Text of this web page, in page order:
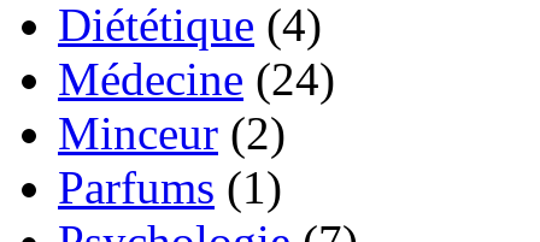
Diététique (4)
Médecine (24)
Minceur (2)
Parfums (1)